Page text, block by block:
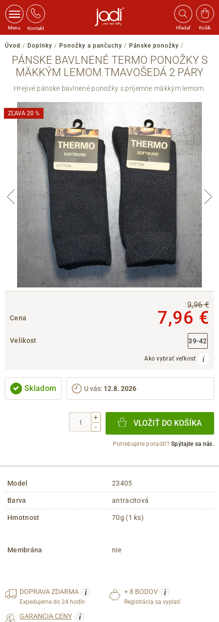
Menu Kontakt Hľadať Košík
Úvod / Doplnky / Ponožky a pančuchy / Pánske ponožky /
PÁNSKE BAVLNENÉ TERMO PONOŽKY S
MÄKKÝM LEMOM TMAVOŠEDÁ 2 PÁRY
Hrejivé pánske bavlnené ponožky s príjemne mäkkým lemom.
ZĽAVA 20 %
Cena
9,96 €
7,96 €
Velikost 39-42
Ako vybrať veľkosť
Skladom U vás: 12.8. 2026
+
-
VLOŽIŤ DO KOŠÍKA
Potrebujete poradiť?Spýtajte sa nás.
Model 23405
Barva antracitová
Hmotnost 70g (1 ks)
Membrána nie
DOPRAVAZDARMA i
Expedujeme do 24 hodín
+ 8 BODOV i
Registrácia sa vyplatí
GARANCIA CENY i